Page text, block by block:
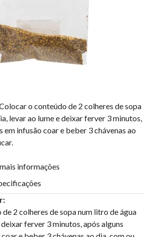
o conteúdo de 2 colheres de sopa
levar ao lume e deixar ferver 3 minutos,
em infusão coar e beber 3 chávenas ao
informações
2 colheres de sopa num litro de água
ferver 3 minutos, após alguns